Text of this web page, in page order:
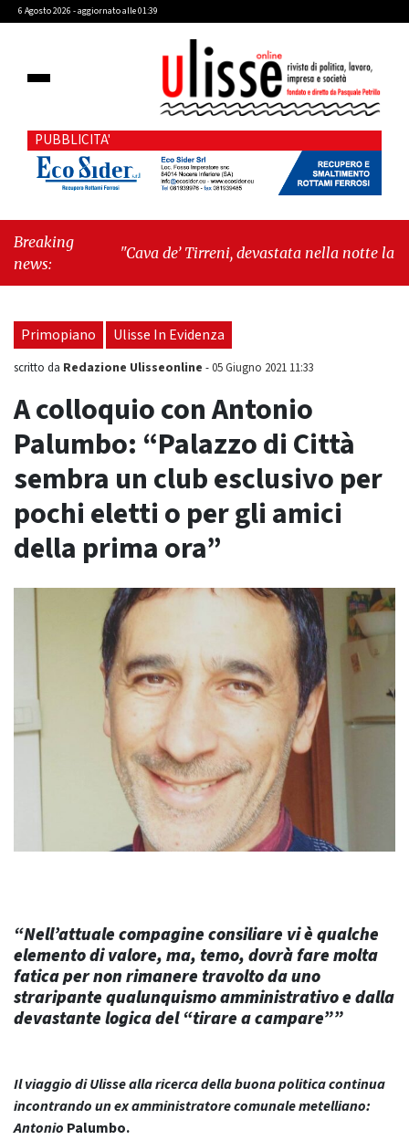
6 Agosto 2026 - aggiornato alle 01:39
PUBBLICITA'
Breaking
news:
"Cava de’ Tirreni, devastata nella notte la Villa
sociali e pressioni economiche"
Primopiano Ulisse In Evidenza
scritto da Redazione Ulisseonline -05 Giugno 2021 11:33
A colloquio con Antonio
Palumbo: “Palazzo di Città
sembra un club esclusivo per
pochi eletti o per gli amici
della prima ora”
“Nell’attuale compagine consiliare vi è qualche
elemento di valore, ma, temo, dovrà fare molta
fatica per non rimanere travolto da uno
straripante qualunquismo amministrativo e dalla
devastante logica del “tirare a campare””
Il viaggio di Ulisse alla ricerca della buona politica continua
incontrando un ex amministratore comunale metelliano:
Antonio Palumbo.